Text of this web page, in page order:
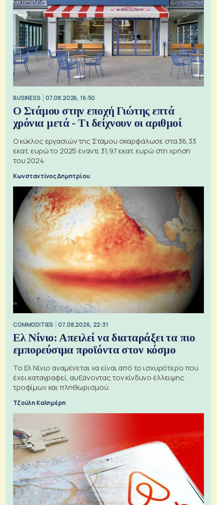
BUSINESS 07.08.2026, 16:50
Ο Στάμου στην εποχή Γιώτης επτά
χρόνια μετά - Τι δείχνουν οι αριθμοί
Ο κύκλος εργασιών της Στάμου σκαρφάλωσε στα 36,33
εκατ. ευρώ το 2025 έναντι 31,97 εκατ. ευρώ στη χρήση
του 2024
Κωνσταντίνος Δημητρίου
COMMODITIES 07.08.2026, 22:31
Ελ Νίνιο: Απειλεί να διαταράξει τα πιο
εμπορεύσιμα προϊόντα στον κόσμο
Το Ελ Νίνιο αναμένεται να είναι από το ισχυρότερο που
έχει καταγραφεί, αυξάνοντας τον κίνδυνο έλλειψης
τροφίμων και πληθωρισμού.
Τζούλη Καλημέρη